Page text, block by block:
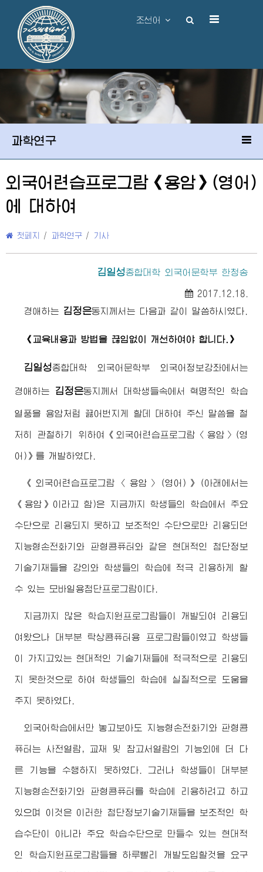
조선어
과학연구
외국어련습프로그람《용암》(영어)
에 대하여
첫페지 / 과학연구 / 기사
김일성종합대학 외국어문학부 한청송
2017.12.18.
경애하는 김정은동지 께서는 다음과 같이 말씀하시였다.
《교육내용과 방법을 끊임없이 개선하여야 합니다.》
김일성종합대학 외국어문학부 외국어정보강좌에서는
경애하는 김정은동지 께서 대학생들속에서 혁명적인 학습
열풍을 용암처럼 끓어번지게 할데 대하여 주신 말씀을 철
저히 관철하기 위하여《외국어련습프로그람〈용암〉(영
어)》를 개발하였다.
《외국어련습프로그람〈용암〉(영어)》(아래에서는
《용암》이라고 함)은 지금까지 학생들의 학습에서 주요
수단으로 리용되지 못하고 보조적인 수단으로만 리용되던
지능형손전화기와 판형콤퓨터와 같은 현대적인 첨단정보
기술기재들을 강의와 학생들의 학습에 적극 리용하게 할
수 있는 모바일용첨단프로그람이다.
지금까지 많은 학습지원프로그람들이 개발되여 리용되
여왔으나 대부분 탁상콤퓨터용 프로그람들이였고 학생들
이 가지고있는 현대적인 기술기재들에 적극적으로 리용되
지 못한것으로 하여 학생들의 학습에 실질적으로 도움을
주지 못하였다.
외국어학습에서만 놓고보아도 지능형손전화기와 판형콤
퓨터는 사전열람, 교재 및 참고서열람의 기능외에 더 다
른 기능을 수행하지 못하였다. 그러나 학생들이 대부분
지능형손전화기와 판형콤퓨터를 학습에 리용하려고 하고
있으며 이것은 이러한 첨단정보기술기재들을 보조적인 학
습수단이 아니라 주요 학습수단으로 만들수 있는 현대적
인 학습지원프로그람들을 하루빨리 개발도입할것을 요구